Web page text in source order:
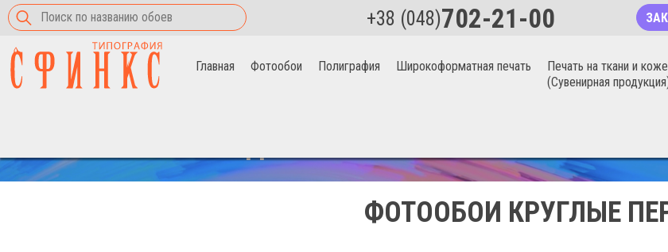
+38 (048)702-21-00
Главная Фотообои Полиграфия Широкоформатная печать
Печать на ткани и коже
(Сувенирная
ФОТООБОИ КРУГЛЫЕ